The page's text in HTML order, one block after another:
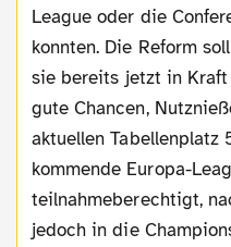
League oder die
konnten. Die Reform
sie bereits jetzt in
gute Chancen,
aktuellen Tabellenplatz
kommende Europa-
teilnahmeberechtigt,
jedoch in die